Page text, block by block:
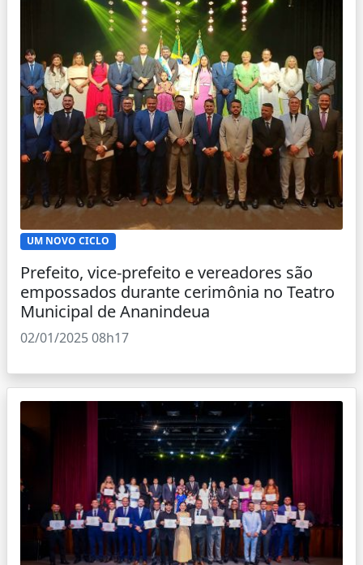
UM NOVO CICLO
Prefeito, vice-prefeito e vereadores são
empossados durante cerimônia no Teatro
Municipal de Ananindeua
02/01/2025 08h17